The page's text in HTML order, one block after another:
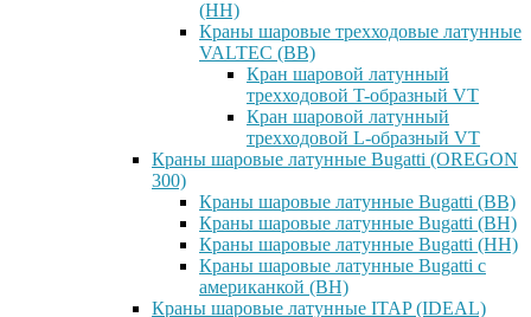
(НН)
Краны шаровые трехходовые латунные
VALTEC (ВВ)
Кран шаровой латунный
трехходовой T-образный VT
Кран шаровой латунный
трехходовой L-образный VT
Краны шаровые латунные Bugatti (OREGON
300)
Краны шаровые латунные Bugatti (ВВ)
Краны шаровые латунные Bugatti (ВН)
Краны шаровые латунные Bugatti (НН)
Краны шаровые латунные Bugatti с
американкой (ВН)
Краны шаровые латунные ITAP (IDEAL)